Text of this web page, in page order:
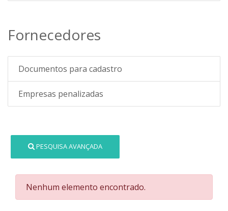
Fornecedores
Documentos para cadastro
Empresas penalizadas
PESQUISA AVANÇADA
Nenhum elemento encontrado.